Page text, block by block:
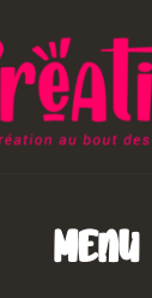
Menu